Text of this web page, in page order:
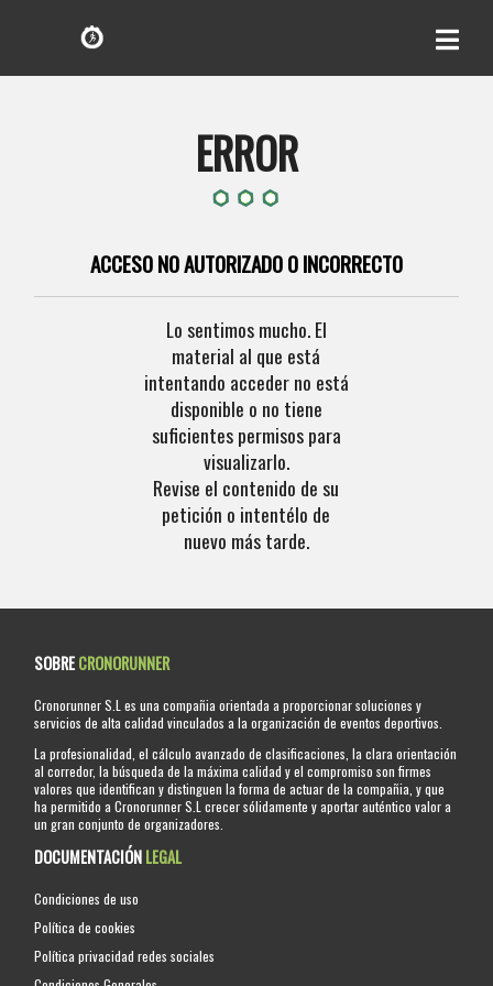
ERROR
ACCESO NO AUTORIZADO O INCORRECTO
Lo sentimos mucho. El
material al que está
intentando acceder no está
disponible o no tiene
suficientes permisos para
visualizarlo.
Revise el contenido de su
petición o intentélo de
nuevo más tarde.
SOBRECRONORUNNER
Cronorunner S.L es una compañia orientada a proporcionar soluciones y
servicios de alta calidad vinculados a la organización de eventos deportivos.
La profesionalidad, el cálculo avanzado de clasificaciones, la clara orientación
al corredor, la búsqueda de la máxima calidad y el compromiso son firmes
valores que identifican y distinguen la forma de actuar de la compañia, y que
ha permitido a Cronorunner S.L crecer sólidamente y aportar auténtico valor a
un gran conjunto de organizadores.
DOCUMENTACIÓNLEGAL
Condiciones de uso
Política de cookies
Política privacidad redes sociales